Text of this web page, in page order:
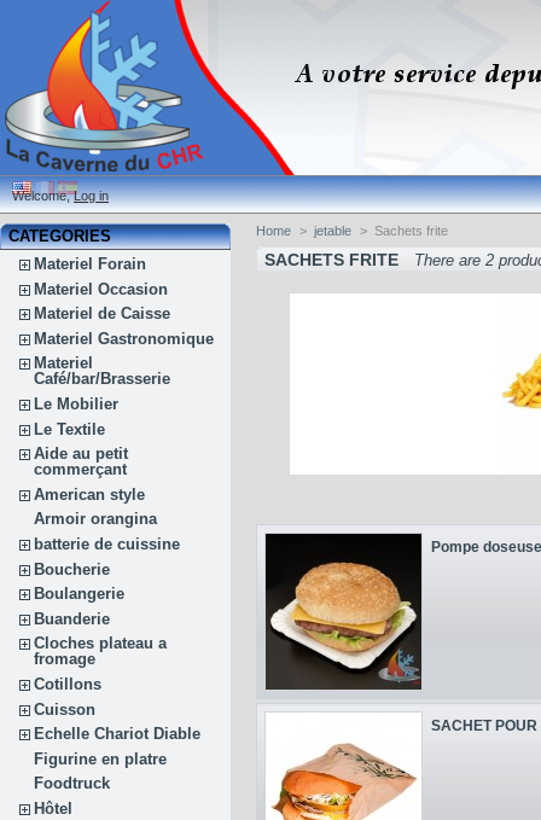
Welcome,Log in
CATEGORIES
Materiel Forain
Materiel Occasion
Materiel de Caisse
Materiel Gastronomique
Materiel
Café/bar/Brasserie
Le Mobilier
Le Textile
Aide au petit
commerçant
American style
Armoir orangina
batterie de cuissine
Boucherie
Boulangerie
Buanderie
Cloches plateau a
fromage
Cotillons
Cuisson
Echelle Chariot Diable
Figurine en platre
Foodtruck
Hôtel
Home > jetable > Sachets frite
SACHETS FRITE There are 2
Pompe doseuse
SACHET POUR